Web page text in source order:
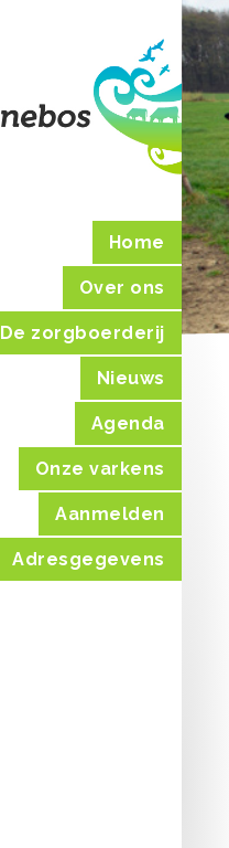
Home
Over ons
De zorgboerderij
Nieuws
Agenda
Onze varkens
Aanmelden
Adresgegevens